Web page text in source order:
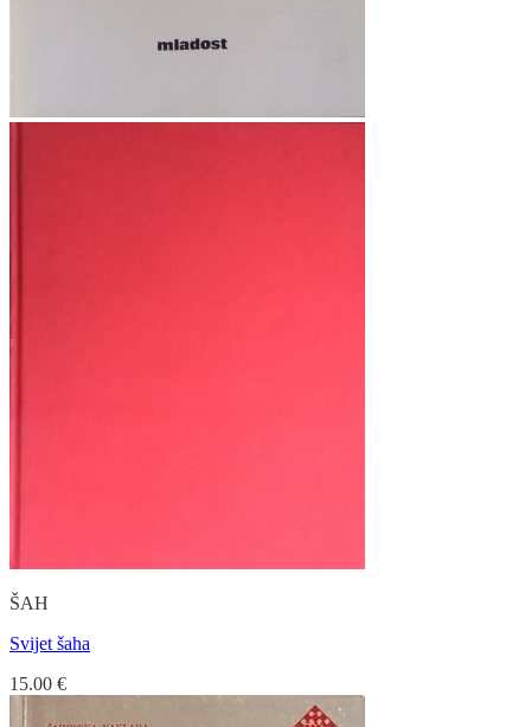
ŠAH
Svijet šaha
15.00 €